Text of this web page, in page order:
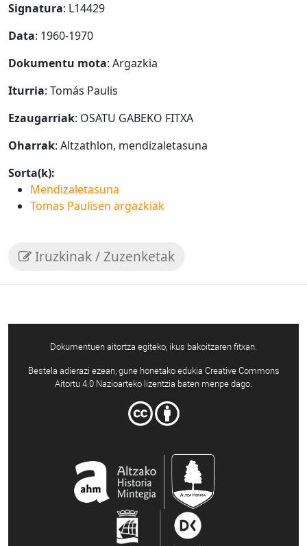
Signatura: L14429
Data: 1960-1970
Dokumentu mota: Argazkia
Iturria: Tomás Paulis
Ezaugarriak: OSATU GABEKO FITXA
Oharrak: Altzathlon, mendizaletasuna
Sorta(k):
Mendizaletasuna
Tomas Paulisen argazkiak
Iruzkinak / Zuzenketak
Dokumentuen aitortza egiteko, ikus bakoitzaren fitxan.
Bestela adierazi ezean, gune honetako edukia Creative Commons
Aitortu 4.0 Nazioarteko lizentzia baten menpe dago.